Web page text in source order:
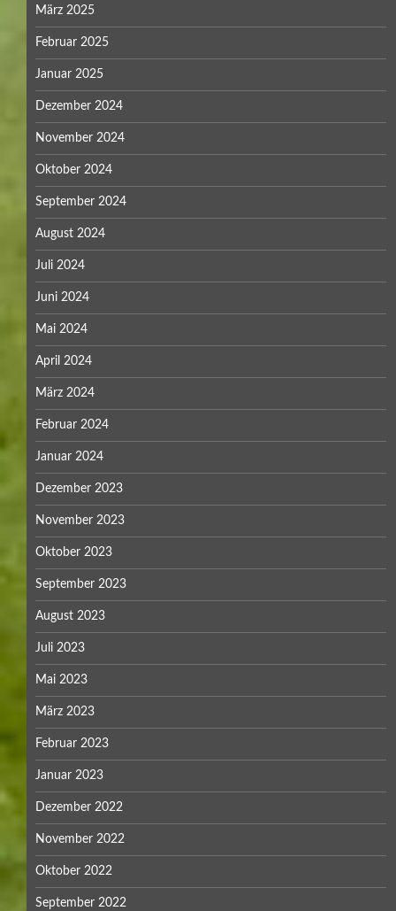
März 2025
Februar 2025
Januar 2025
Dezember 2024
November 2024
Oktober 2024
September 2024
August 2024
Juli 2024
Juni 2024
Mai 2024
April 2024
März 2024
Februar 2024
Januar 2024
Dezember 2023
November 2023
Oktober 2023
September 2023
August 2023
Juli 2023
Mai 2023
März 2023
Februar 2023
Januar 2023
Dezember 2022
November 2022
Oktober 2022
September 2022